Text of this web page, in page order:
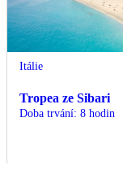
Itálie
Tropea ze Sibari
Doba trvání: 8 hodin